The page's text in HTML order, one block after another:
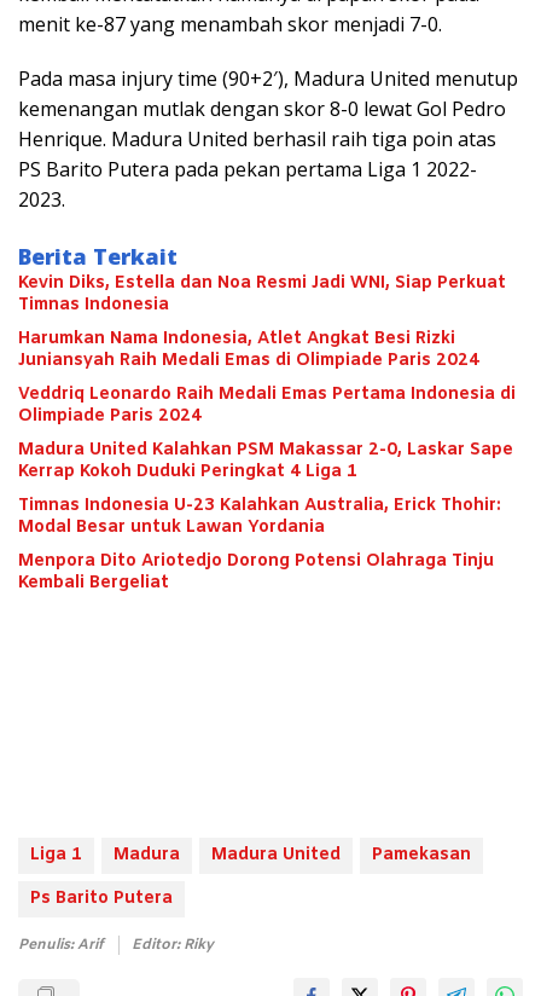
menit ke-87 yang menambah skor menjadi 7-0.
Pada masa injury time (90+2′), Madura United menutup
kemenangan mutlak dengan skor 8-0 lewat Gol Pedro
Henrique. Madura United berhasil raih tiga poin atas
PS Barito Putera pada pekan pertama Liga 1 2022-
2023.
Berita Terkait
Kevin Diks, Estella dan Noa Resmi Jadi WNI, Siap Perkuat
Timnas Indonesia
Harumkan Nama Indonesia, Atlet Angkat Besi Rizki
Juniansyah Raih Medali Emas di Olimpiade Paris 2024
Veddriq Leonardo Raih Medali Emas Pertama Indonesia di
Olimpiade Paris 2024
Madura United Kalahkan PSM Makassar 2-0, Laskar Sape
Kerrap Kokoh Duduki Peringkat 4 Liga 1
Timnas Indonesia U-23 Kalahkan Australia, Erick Thohir:
Modal Besar untuk Lawan Yordania
Menpora Dito Ariotedjo Dorong Potensi Olahraga Tinju
Kembali Bergeliat
Liga 1 Madura Madura United
Pamekasan
Ps Barito Putera
Penulis: Arif Editor: Riky